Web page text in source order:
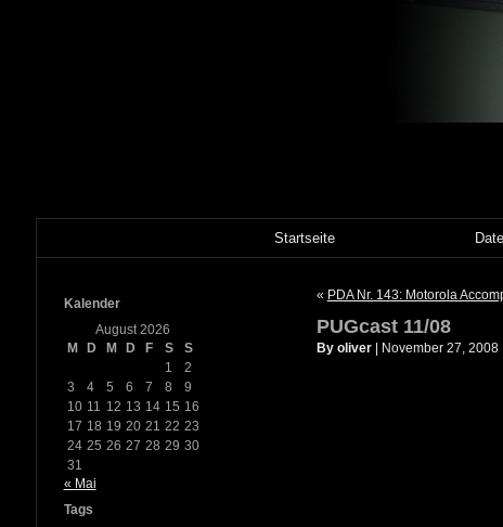
Startseite
Kalender
August 2026
M
D M D F S
S
1
2
3
4 5 6 7 8
9
10 11 12 13 14 15 16
17 18 19 20 21 22 23
24 25 26 27 28 29 30
31
« Mai
Tags
« PDA Nr. 143: Motorola
PUGcast 11/08
By oliver| November 27, 2008